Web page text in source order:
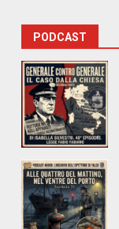
PODCAST